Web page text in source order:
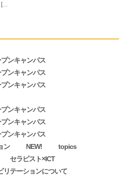
[…
ンキャンパス
ンキャンパス
ンキャンパス
ンキャンパス
ンキャンパス
ンキャンパス
ン
NEW!
topics
セラピスト×ICT
リテーションについて